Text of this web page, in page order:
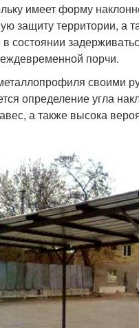
имеет форму
защиту территории, а
состоянии
порчи.
своими
определение угла
а также высока